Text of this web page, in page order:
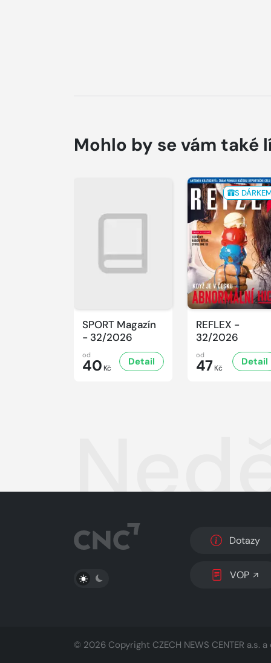
Mohlo by se vám také
SPORT Magazín
- 32/2026
od
40 Kč
Detail
S
REFLEX -
32/2026
od
47 Kč
Detail
PŘEPNOUT SVĚTLÝ/TMAVÝ REŽIM
Dotazy
VOP
© 2026 Copyright CZECH NEWS CENTER a.s. a